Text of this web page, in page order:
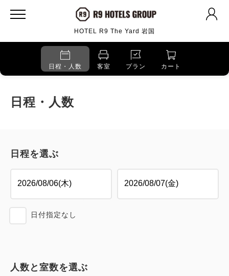
HOTEL R9 The Yard 岩国
日程・人数 客室 プラン カート
日程・人数
日程を選ぶ
日付指定なし
人数と室数を選ぶ